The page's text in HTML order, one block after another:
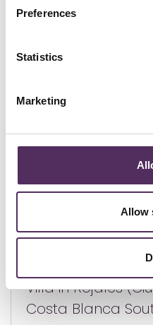
Preferences
Statistics
Marketing
Allow
GERELATEERD
Bekijk deze
Villa in Rojales
Costa Blanca